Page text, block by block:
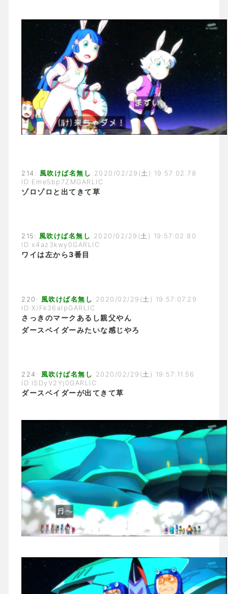
214: 風吹けば名無し 2020/02/29(土) 19:57:02.78
ID:Eme5bp7ZMGARLIC
ゾロゾロと出てきて草
215: 風吹けば名無し 2020/02/29(土) 19:57:02.80
ID:x4az3kwy0GARLIC
ワイは左から3番目
220: 風吹けば名無し 2020/02/29(土) 19:57:07.29
ID:X/Fk36aIpGARLIC
さっきのマークあるし親父やん
ダースベイダーみたいな感じやろ
224: 風吹けば名無し 2020/02/29(土) 19:57:11.56
ID:ISDyV2Yj0GARLIC
ダースベイダーが出てきて草